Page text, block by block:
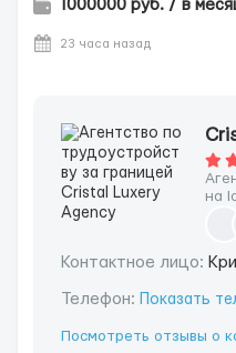
1000000 руб. / в
23 часа назад
на
Контактное лицо:
Телефон: Показать
Посмотреть отзывы о